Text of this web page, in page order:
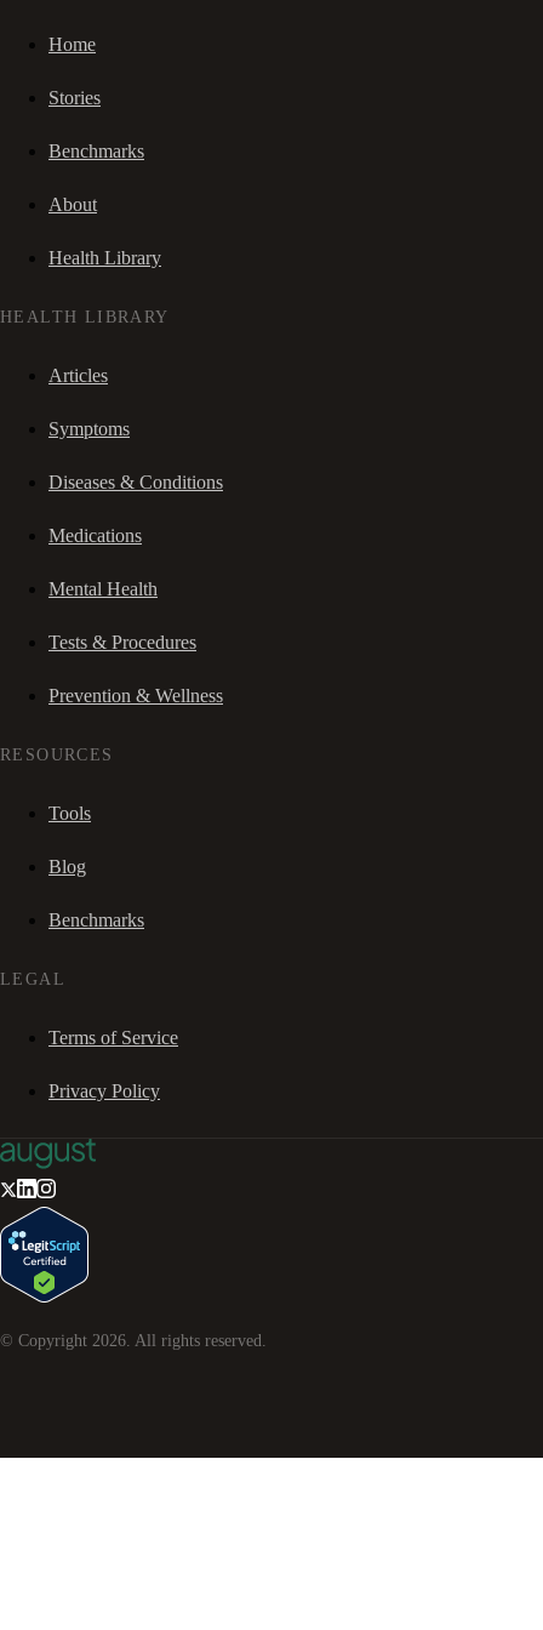
Home
Stories
Benchmarks
About
Health Library
HEALTH LIBRARY
Articles
Symptoms
Diseases & Conditions
Medications
Mental Health
Tests & Procedures
Prevention & Wellness
RESOURCES
Tools
Blog
Benchmarks
LEGAL
Terms of Service
Privacy Policy
© Copyright 2026 . All rights reserved.